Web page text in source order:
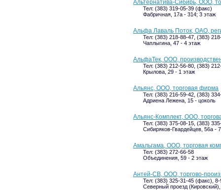
Альтернатива-Сибирь, ООО,
Тел: (383) 319-05-39 (факс)
Фабричная, 17а - 314; 3 этаж
Альфа Лаваль Поток, ОАО,
Тел: (383) 218-88-47, (383)
Чаплыгина, 47 - 4 этаж
АльфаТек, ООО,
Тел: (383) 212-56-80, (383)
Крылова, 29 - 1 этаж
Альянс, ООО, торговая фирма
Тел: (383) 216-59-42, (383)
Адриена Лежена, 15 - цоколь
Альянс-Комплект, ООО,
Тел: (383) 375-08-15, (383)
Сибиряков-Гвардейцев, 56а -
Амальгама, ООО, торговая
Тел: (383) 272-66-58
Объединения, 59 - 2 этаж
Антей-СВ, ООО, торгово-
Тел: (383) 325-31-45 (факс), 8-
Северный проезд